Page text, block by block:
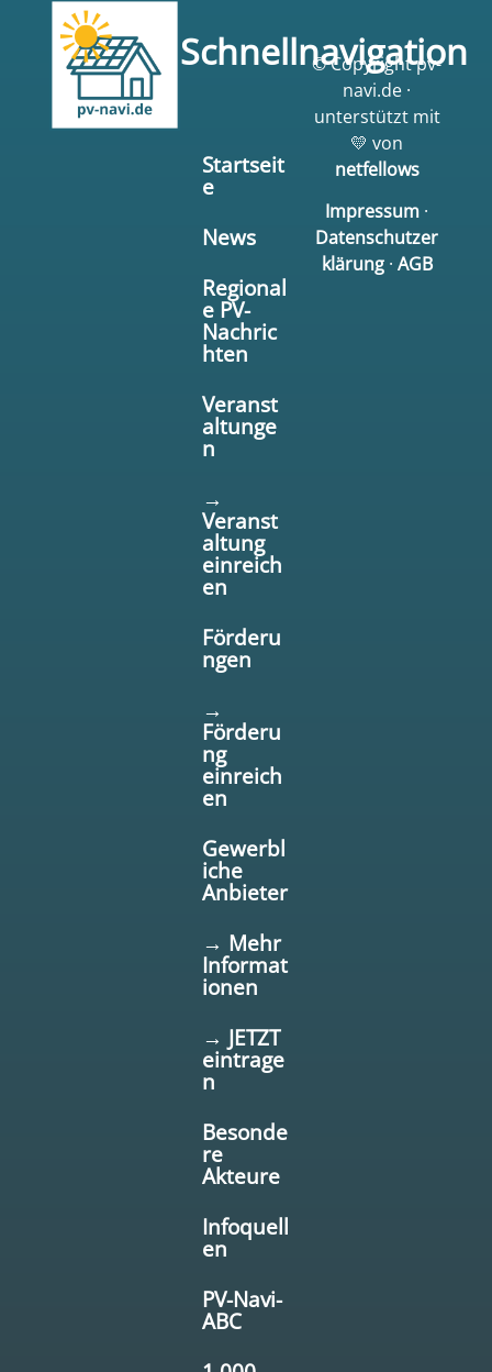
Schnellnavigation
Startseit
e
News
Regional
e PV-
Nachric
hten
Veranst
altunge
n
→
Veranst
altung
einreich
en
Förderu
ngen
→
Förderu
ng
einreich
en
Gewerbl
iche
Anbieter
→ Mehr
Informat
ionen
→ JETZT
eintrage
n
Besonde
re
Akteure
Infoquell
en
PV-Navi-
ABC
© Copyright pv-
navi.de ·
unterstützt mit
💛 von
netfellows
Impressum ·
Datenschutzer
klärung· AGB